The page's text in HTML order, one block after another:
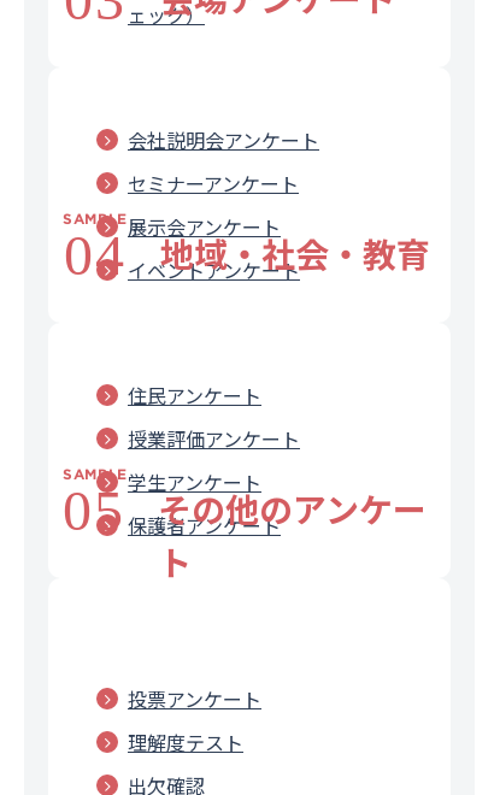
ェック）
会社説明会アンケート
セミナーアンケート
展示会アンケート
イベントアンケート
SAMPLE
04 地域・社会・教育
住民アンケート
授業評価アンケート
学生アンケート
保護者アンケート
SAMPLE
05
その他のアンケー
ト
投票アンケート
理解度テスト
出欠確認